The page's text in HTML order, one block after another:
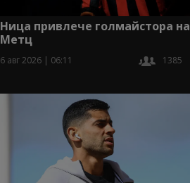
Ница привлече голмайстора на
Метц
6 авг 2026 | 06:11 1385